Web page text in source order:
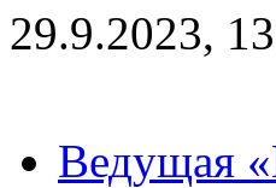
29.9.2023,
Ведущая